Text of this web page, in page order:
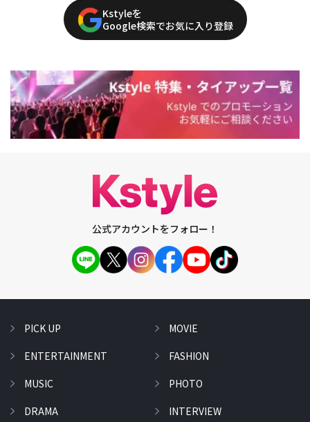
Kstyleを
Google検索でお気に入り登録
公式アカウントをフォロー！
PICK UP
ENTERTAINMENT
MUSIC
DRAMA
MOVIE
FASHION
PHOTO
INTERVIEW